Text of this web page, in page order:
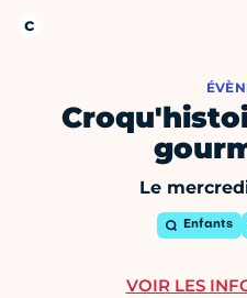
Le
Enfants
VOIR LES